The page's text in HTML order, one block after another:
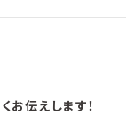
お伝えします！